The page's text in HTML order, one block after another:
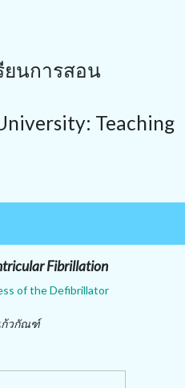
ยนการสอน
Teaching
Fibrillation
of the Defibrillator
ก้วกัณฑ์